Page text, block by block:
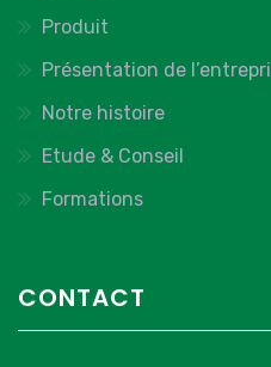
Produit
Présentation de
Notre histoire
Etude & Conseil
Formations
CONTACT